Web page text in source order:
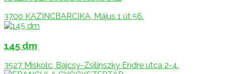
3700 KAZINCBARCIKA, Május 1 út 56.
145 dm
3527 Miskolc, Bajcsy-Zsilinszky Endre utca 2-4.